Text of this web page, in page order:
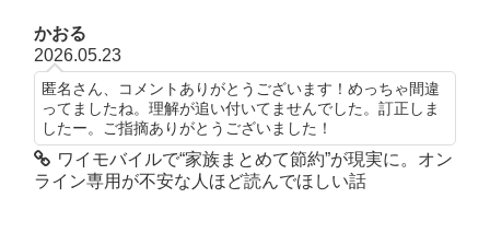
かおる
2026.05.23
匿名さん、コメントありがとうございます！めっちゃ間違
ってましたね。理解が追い付いてませんでした。訂正しま
したー。ご指摘ありがとうございました！
ワイモバイルで“家族まとめて節約”が現実に。オン
ライン専用が不安な人ほど読んでほしい話